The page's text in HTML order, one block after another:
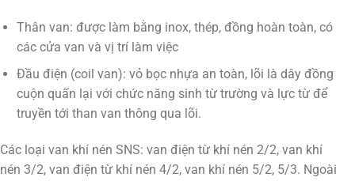
Thân van: được làm bằng inox, thép, đồng hoàn toàn, có
các cửa van và vị trí làm việc
Đầu điện (coil van): vỏ bọc nhựa an toàn, lõi là dây đồng
cuộn quấn lại với chức năng sinh từ trường và lực từ để
truyền tới than van thông qua lõi.
Các loại van khí nén SNS: van điện từ khí nén 2/2, van khí
nén 3/2, van điện từ khí nén 4/2, van khí nén 5/2, 5/3. Ngoài